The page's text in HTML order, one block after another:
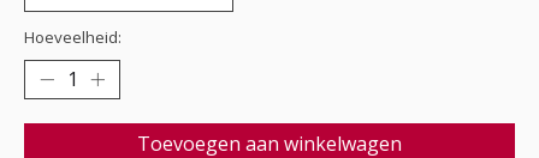
Hoeveelheid:
Toevoegen aan winkelwagen